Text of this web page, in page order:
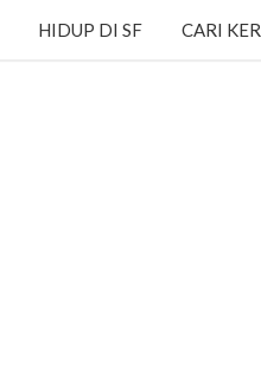
HIDUP DI SF CARI